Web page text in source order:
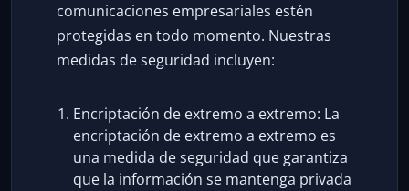
comunicaciones empresariales estén
protegidas en todo momento. Nuestras
medidas de seguridad incluyen:
Encriptación de extremo a extremo: La
encriptación de extremo a extremo es
una medida de seguridad que garantiza
que la información se mantenga privada